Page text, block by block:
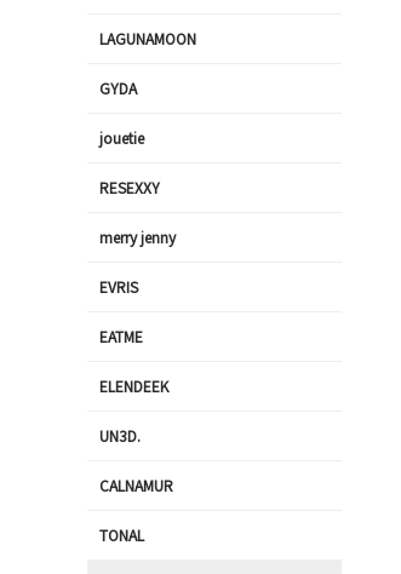
LAGUNAMOON
GYDA
jouetie
RESEXXY
merry jenny
EVRIS
EATME
ELENDEEK
UN3D.
CALNAMUR
TONAL